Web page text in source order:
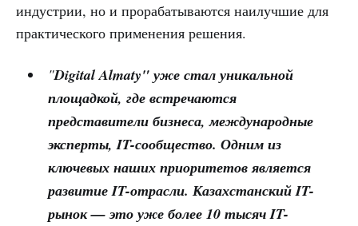
индустрии, но и прорабатываются наилучшие для
практического применения решения.
"Digital Almaty" уже стал уникальной
площадкой, где встречаются
представители бизнеса, международные
эксперты, IT-сообщество. Одним из
ключевых наших приоритетов является
развитие IT-отрасли. Казахстанский IT-
рынок — это уже более 10 тысяч IT-